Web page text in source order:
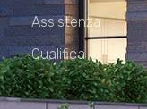
Assistenza
Qualifica